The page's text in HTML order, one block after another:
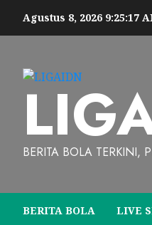
Agustus 8, 2026 9:25:18
BERITA BOLA TERKINI,
BERITA BOLA LIVE